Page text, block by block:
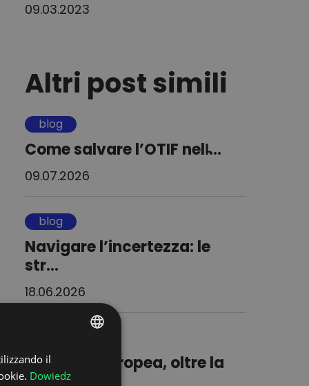
09.03.2023
Altri post simili
blog
Come salvare l’OTIF nell̵...
09.07.2026
blog
Navigare l’incertezza: le
str...
18.06.2026
Logistica europea, oltre la
bolla o...
ENGLISH
il
Dowiedz